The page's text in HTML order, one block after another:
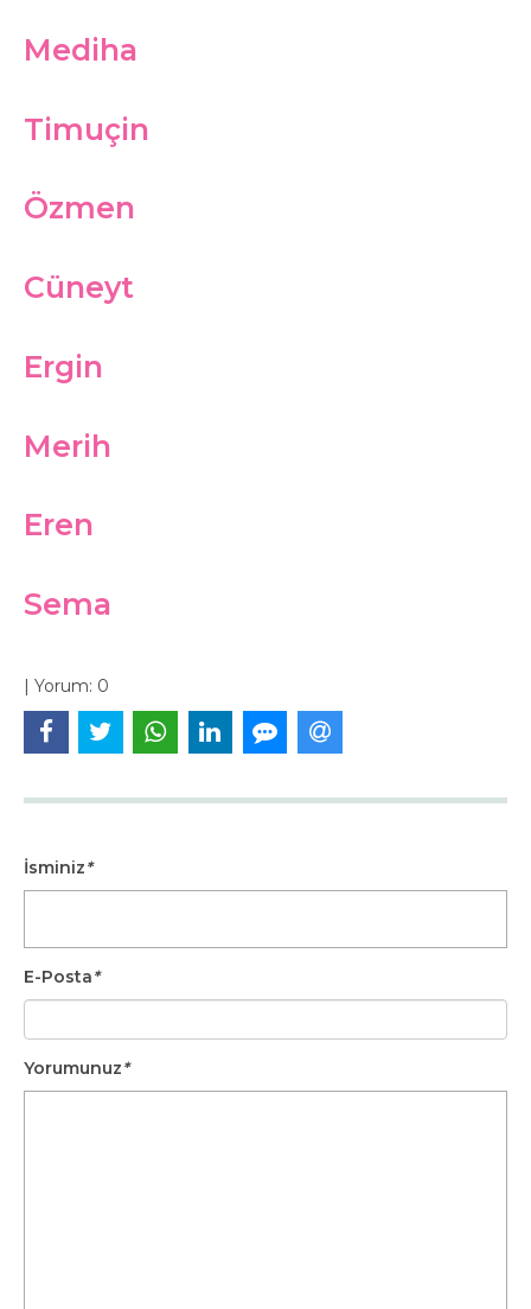
Mediha
Timuçin
Özmen
Cüneyt
Ergin
Merih
Eren
Sema
| Yorum: 0
İsminiz*
E-Posta*
Yorumunuz*